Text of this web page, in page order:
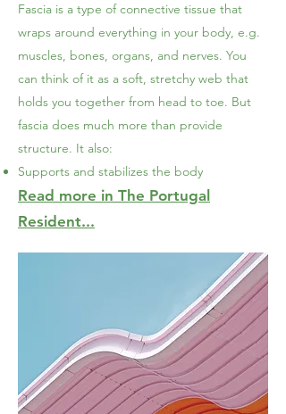
Fascia is a type of connective tissue that
wraps around everything in your body, e.g.
muscles, bones, organs, and nerves. You
can think of it as a soft, stretchy web that
holds you together from head to toe. But
fascia does much more than provide
structure. It also:
Supports and stabilizes the body
Read more in The Portugal
Resident...